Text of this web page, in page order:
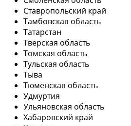
Ставропольский край
Тамбовская область
Татарстан
Тверская область
Томская область
Тульская область
Тыва
Тюменская область
Удмуртия
Ульяновская область
Хабаровский край